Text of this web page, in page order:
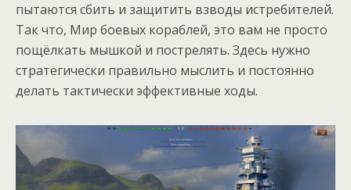
пытаются сбить и защитить взводы истребителей.
Так что, Мир боевых кораблей, это вам не просто
пощёлкать мышкой и пострелять. Здесь нужно
стратегически правильно мыслить и постоянно
делать тактически эффективные ходы.